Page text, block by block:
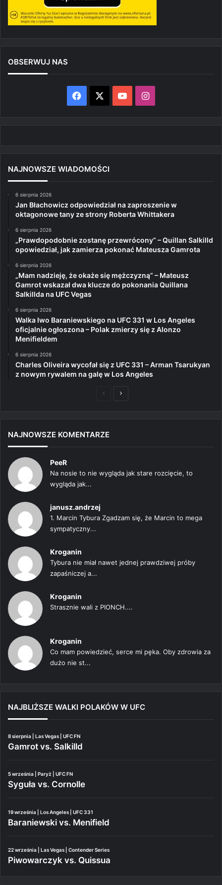
OBSERWUJ NAS
Facebook YouTubeInstagram
NAJNOWSZE WIADOMOŚCI
6 sierpnia 2026
Jan Błachowicz odpowiedział na zaproszenie w
oktagonowe tany ze strony Roberta Whittakera
6 sierpnia 2026
„Prawdopodobnie zostanę przewrócony” – Quillan Salkilld
opowiedział, jak zamierza pokonać Mateusza Gamrota
6 sierpnia 2026
„Mam nadzieję, że okaże się mężczyzną” – Mateusz
Gamrot wskazał dwa klucze do pokonania Quillana
Salkillda na UFC Vegas
6 sierpnia 2026
Walka Iwo Baraniewskiego na UFC 331 w Los Angeles
oficjalnie ogłoszona – Polak zmierzy się z Alonzo
Menifieldem
6 sierpnia 2026
Charles Oliveira wycofał się z UFC 331 – Arman Tsarukyan
z nowym rywalem na galę w Los Angeles
PoprzedniaNastępna
NAJNOWSZE KOMENTARZE
PeeR
Na nosie to nie wygląda jak stare rozcięcie, to
wygląda jak...
janusz.andrzej
1. Marcin Tybura Zgadzam się, że Marcin to mega
sympatyczny...
Kroganin
Tybura nie miał nawet jednej prawdziwej próby
zapaśniczej a...
Kroganin
Strasznie wali z PIONCH....
Kroganin
Co mam powiedzieć, serce mi pęka. Oby zdrowia za
dużo nie st...
NAJBLIŻSZE WALKI POLAKÓW W UFC
8 sierpnia | Las Vegas | UFC FN
Gamrot vs. Salkilld
5 września | Paryż | UFC FN
Syguła vs. Cornolle
19 września | Los Angeles | UFC 331
Baraniewski vs. Menifield
22 września | Las Vegas | Contender Series
Piwowarczyk vs. Quissua